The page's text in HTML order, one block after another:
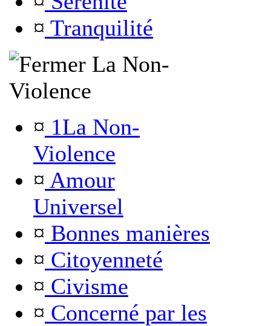
¤ Tranquilité
La Non-
Violence
¤ 1La Non-
Violence
¤ Amour
Universel
¤ Bonnes manières
¤ Citoyenneté
¤ Civisme
¤ Concerné par les